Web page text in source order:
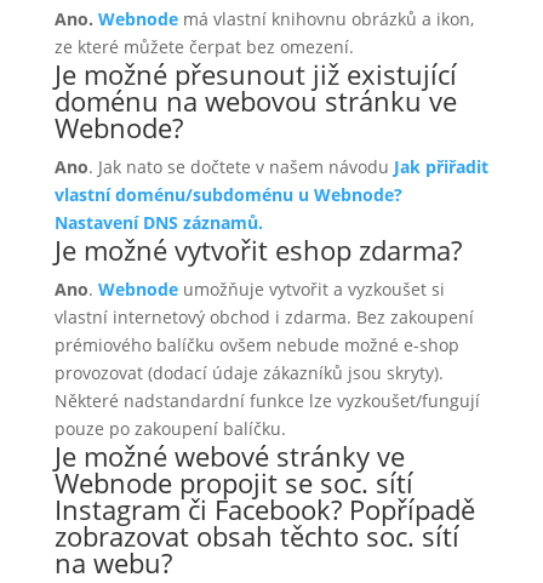
Ano. Webnodemá vlastní knihovnu obrázků a ikon,
ze které můžete čerpat bez omezení.
Je možné přesunout již existující
doménu na webovou stránku ve
Webnode?
Ano. Jak nato se dočtete v našem návodu Jak přiřadit
vlastní doménu/subdoménu u Webnode?
Nastavení DNS záznamů.
Je možné vytvořit eshop zdarma?
Ano. Webnodeumožňuje vytvořit a vyzkoušet si
vlastní internetový obchod i zdarma. Bez zakoupení
prémiového balíčku ovšem nebude možné e-shop
provozovat (dodací údaje zákazníků jsou skryty).
Některé nadstandardní funkce lze vyzkoušet/fungují
pouze po zakoupení balíčku.
Je možné webové stránky ve
Webnode propojit se soc. sítí
Instagram či Facebook? Popřípadě
zobrazovat obsah těchto soc. sítí
na webu?